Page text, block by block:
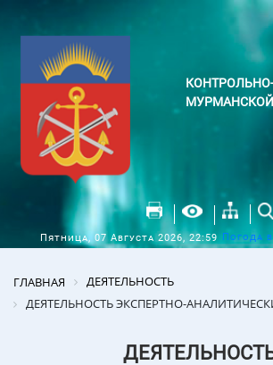
Пятница, 07 Августа 2026, 22:59 Погода
ГЛАВНАЯ
ДЕЯТЕЛЬНОСТЬ
ДЕЯТЕЛЬНОСТЬ ЭКСПЕРТНО-